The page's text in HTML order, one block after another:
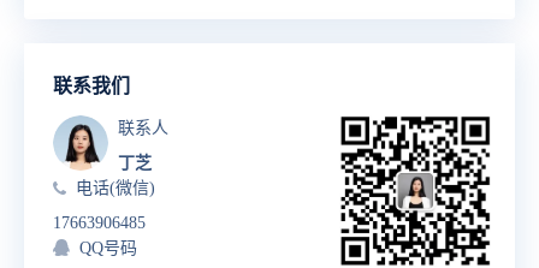
联系我们
联系人
丁芝
电话(微信)
17663906485
QQ号码